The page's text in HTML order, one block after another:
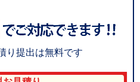
り提出は無料です